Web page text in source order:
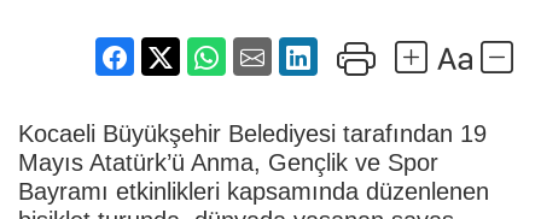
Kocaeli Büyükşehir Belediyesi tarafından 19
Mayıs Atatürk’ü Anma, Gençlik ve Spor
Bayramı etkinlikleri kapsamında düzenlenen